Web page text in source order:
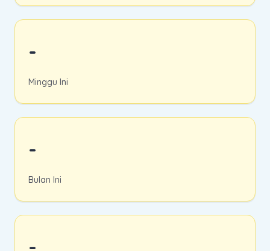
-
Minggu Ini
-
Bulan Ini